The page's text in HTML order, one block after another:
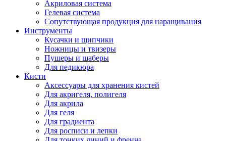
Акриловая система
Гелевая система
Сопутствующая продукция для наращивания
Инструменты
Кусачки и щипчики
Ножницы и твизеры
Пушеры и шаберы
Для педикюра
Кисти
Аксессуары для хранения кистей
Для акригеля, полигеля
Для акрила
Для геля
Для градиента
Для росписи и лепки